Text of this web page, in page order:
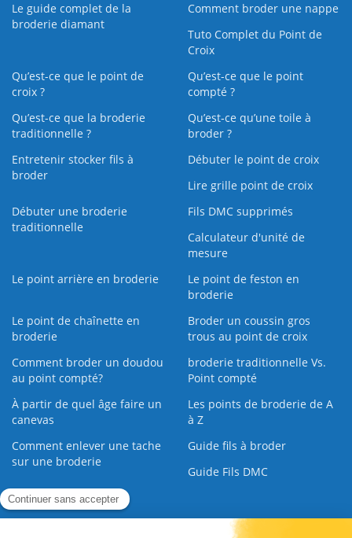
Le guide complet de la
broderie diamant
Comment broder une nappe
Tuto Complet du Point de
Croix
Qu’est-ce que le point de
croix ?
Qu’est-ce que le point
compté ?
Qu’est-ce que la broderie
traditionnelle ?
Qu’est‑ce qu’une toile à
broder ?
Entretenir stocker fils à
broder
Débuter le point de croix
Lire grille point de croix
Débuter une broderie
traditionnelle
Fils DMC supprimés
Calculateur d'unité de
mesure
Le point arrière en broderie
Le point de feston en
broderie
Le point de chaînette en
broderie
Broder un coussin gros
trous au point de croix
Comment broder un doudou
au point compté?
broderie traditionnelle Vs.
Point compté
À partir de quel âge faire un
canevas
Les points de broderie de A
à Z
Comment enlever une tache
sur une broderie
Guide fils à broder
Guide Fils DMC
Guide de la Broderie